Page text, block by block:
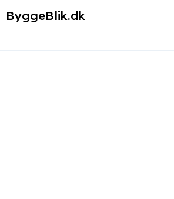
ByggeBlik.dk